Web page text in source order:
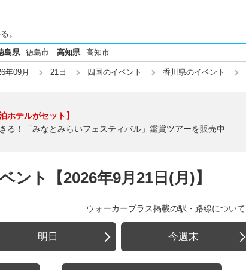
。
島県 徳島市 高知県 高知市
年09月 21日 四国のイベント 香川県のイベント
ホテルがセット】
る！「みなとみらいフェスティバル」鑑賞ツアーを販売中
ント【2026年9月21日(月)】
ウォーカープラス掲載の駅・路線について
明日 今週末